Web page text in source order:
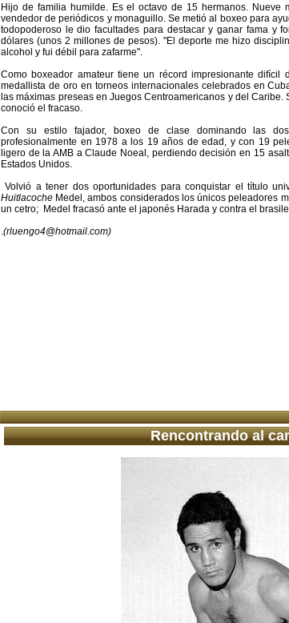
Hijo de familia humilde. Es el octavo de 15 hermanos. Nueve
vendedor de periódicos y monaguillo. Se metió al boxeo para
todopoderoso le dio facultades para destacar y ganar fama y
dólares (unos 2 millones de pesos). "El deporte me hizo
alcohol y fui débil para zafarme".
Como boxeador amateur tiene un récord impresionante
medallista de oro en torneos internacionales celebrados en
las máximas preseas en Juegos Centroamericanos y del
conoció el fracaso.
Con su estilo fajador, boxeo de clase dominando las
profesionalmente en 1978 a los 19 años de edad, y con 19
ligero de la AMB a Claude Noeal, perdiendo decisión en 15
Estados Unidos.
Volvió a tener dos oportunidades para conquistar el título
Huitlacoche Medel, ambos considerados los únicos peleadores
un cetro; Medel fracasó ante el japonés Harada y contra el
.(rluengo4@hotmail.com)
Rencontrando al